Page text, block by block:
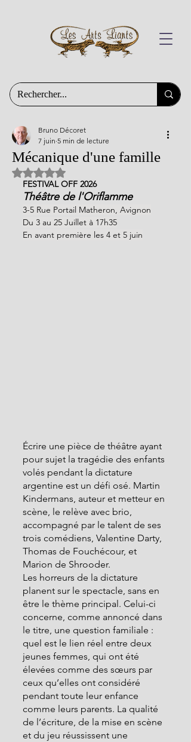
Mécanique d'une famille
Bruno Décoret
7 juin 5 min de lecture
Noté NaN étoiles sur 5.
FESTIVAL OFF 2026
Théâtre de l'Oriflamme
3-5 Rue Portail Matheron, Avignon
Du 3 au 25 Juillet à 17h35
En avant première les 4 et 5 juin
Écrire une pièce de théâtre ayant
pour sujet la tragédie des enfants
volés pendant la dictature
argentine est un défi osé. Martin
Kindermans, auteur et metteur en
scène, le relève avec brio,
accompagné par le talent de ses
trois comédiens, Valentine Darty,
Thomas de Fouchécour, et
Marion de Shrooder.
Les horreurs de la dictature
planent sur le spectacle, sans en
être le thème principal. Celui-ci
concerne, comme annoncé dans
le titre, une question familiale :
quel est le lien réel entre deux
jeunes femmes, qui ont été
élevées comme des sœurs par
ceux qu’elles ont considéré
pendant toute leur enfance
comme leurs parents. La qualité
de l’écriture, de la mise en scène
et du jeu réussissent une